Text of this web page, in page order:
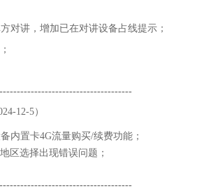
对讲，增加已在对讲设备占线提示；
12-5）
内置卡4G流量购买/续费功能；
区选择出现错误问题；